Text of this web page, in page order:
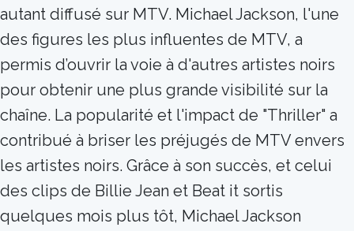
autant diffusé sur MTV. Michael Jackson, l'une
des figures les plus influentes de MTV, a
permis d’ouvrir la voie à d'autres artistes noirs
pour obtenir une plus grande visibilité sur la
chaîne. La popularité et l'impact de "Thriller" a
contribué à briser les préjugés de MTV envers
les artistes noirs. Grâce à son succès, et celui
des clips de Billie Jean et Beat it sortis
quelques mois plus tôt, Michael Jackson